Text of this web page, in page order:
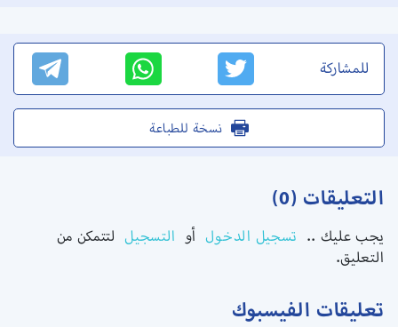
للمشاركة
نسخة للطباعة
التعليقات (0)
يجب عليك .. تسجيل الدخول أو التسجيل لتتمكن من
التعليق.
تعليقات الفيسبوك